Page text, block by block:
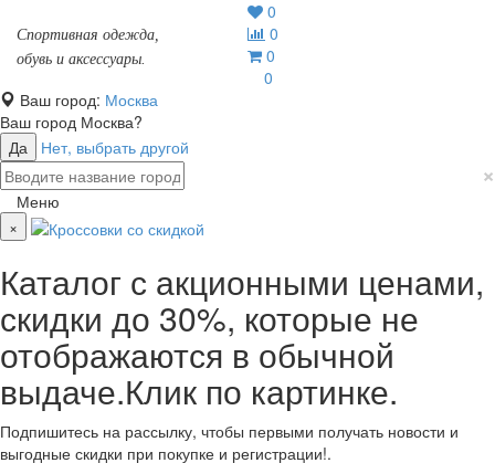
Спортивная одежда,
обувь и аксессуары.
0
0
0
0
Ваш город: Москва
Ваш город Москва?
Да
Нет, выбрать другой
×
Меню
×
Каталог с акционными ценами,
скидки до 30%, которые не
отображаются в обычной
выдаче.Клик по картинке.
Подпишитесь на рассылку, чтобы первыми получать новости и
выгодные скидки при покупке и регистрации!.